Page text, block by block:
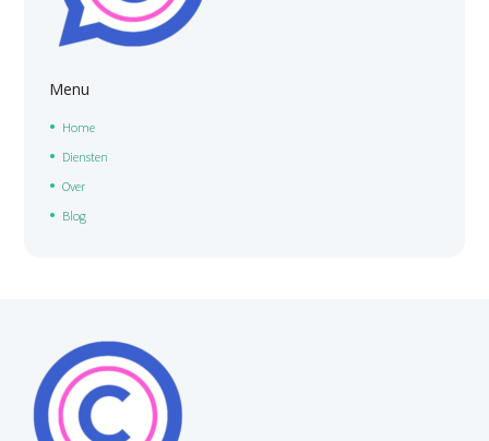
Menu
Home
Diensten
Over
Blog